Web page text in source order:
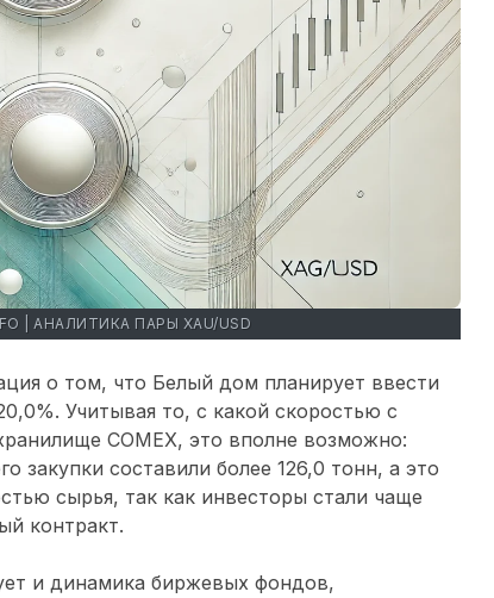
| АНАЛИТИКА ПАРЫ XAU/USD
о том, что Белый дом планирует ввести
Учитывая то, с какой скоростью с
COMEX, это вполне возможно:
закупки составили более 126,0 тонн, а это
сырья, так как инвесторы стали чаще
контракт.
и динамика биржевых фондов,